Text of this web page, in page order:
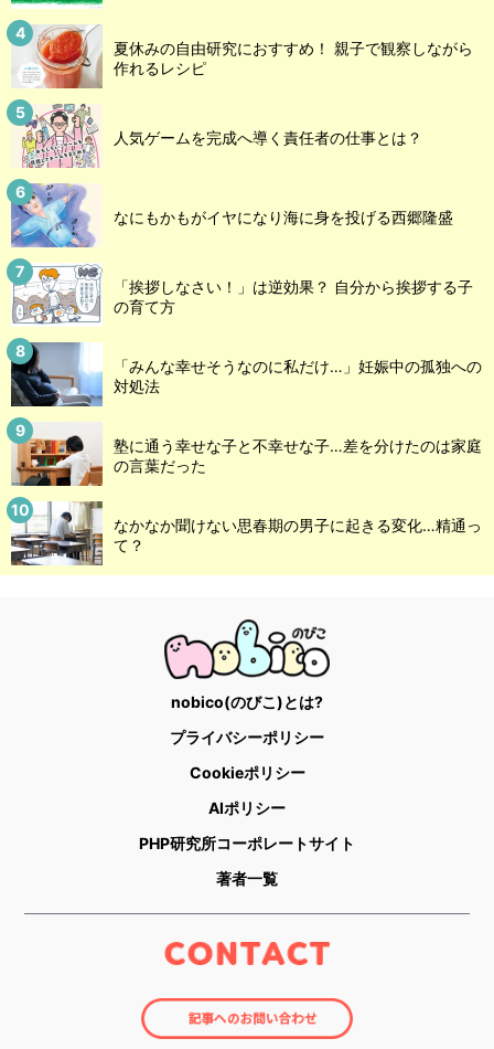
夏休みの自由研究におすすめ！ 親子で観察しながら
作れるレシピ
人気ゲームを完成へ導く責任者の仕事とは？
なにもかもがイヤになり海に身を投げる西郷隆盛
「挨拶しなさい！」は逆効果？ 自分から挨拶する子
の育て方
「みんな幸せそうなのに私だけ…」妊娠中の孤独への
対処法
塾に通う幸せな子と不幸せな子…差を分けたのは家庭
の言葉だった
なかなか聞けない思春期の男子に起きる変化…精通っ
て？
nobico(のびこ)とは?
プライバシーポリシー
Cookieポリシー
AIポリシー
PHP研究所コーポレートサイト
著者一覧